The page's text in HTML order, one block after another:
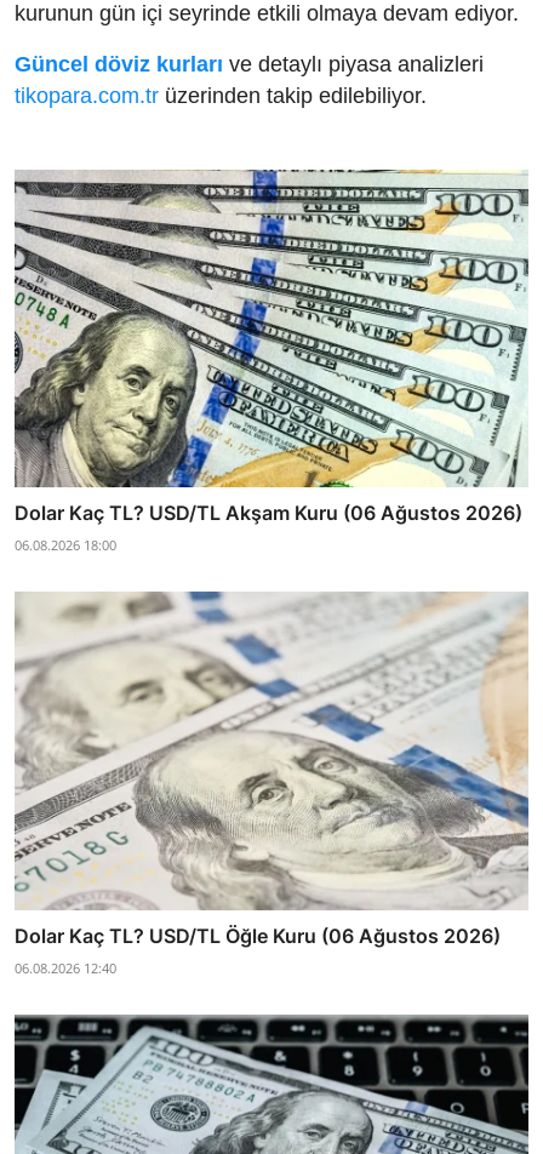
kurunun gün içi seyrinde etkili olmaya devam ediyor.
Güncel döviz kurları ve detaylı piyasa analizleri
tikopara.com.tr üzerinden takip edilebiliyor.
Dolar Kaç TL? USD/TL Akşam Kuru (06 Ağustos 2026)
06.08.2026 18:00
Dolar Kaç TL? USD/TL Öğle Kuru (06 Ağustos 2026)
06.08.2026 12:40